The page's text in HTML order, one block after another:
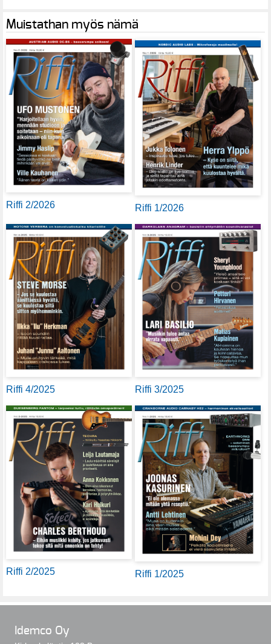
Muistathan myös nämä
Riffi 2/2026 Riffi 1/2026
Riffi 4/2025 Riffi 3/2025
Riffi 2/2025 Riffi 1/2025
Idemco Oy